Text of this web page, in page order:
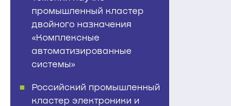
промышленный кластер
двойного назначения
«Комплексные
автоматизированные
системы»
Российский промышленный
кластер электроники и